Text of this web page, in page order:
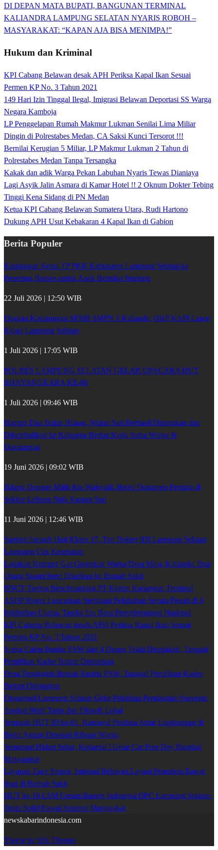
DI DEPAN MATA BUPATI, BANGUNAN TERMINAL
KALIANDRA LAMPUNG SELATAN NYARIS ROBOH –
MASYARAKAT: “KAPAN AJA BISA MENIMPA!”
Hukum dan Kriminal
KPI Cabang Belawan desak APH Periksa Kapal Ikan Sesuai
Permen KP No. 3 Tahun 2021
149 Hari Izin Tinggal Ilegal, Imigrasi Belawan Deportasi SS Warga
Negara Kamboja
LP Penggelapan Rumah Makmur Lukman Senilai Lima Miliar
Dingin di Polrestabes Medan, CA Saksi Kunci Tersorot !!!
Bernilai Kerugian 5 Miliar, LP Makmur Lukman 2 Tahun di
Polrestabes Medan Tanpa Tersangka
Kakak dan adik Warga Pekan Labuhan Nyaris Tewas Dianiaya
Lagi Asyik Jalin Asmara di Kamar Hotel !! 2 Oknum Dokter Tebing
Tinggi Kena Sidang di PN Medan
Ketua KPI Cabang Belawan Sumatera Utara, Rudi Hartono
Dukung APH Usut Kebakaran 4 Kapal Ikan di Gabion
Berita Populer
Kunjungan Ketua TP PKK Kabupaten Lampung Selatan ke
Penerima Bansos untuk Anak Berisiko Stunting
22 Juli 2026 | 12:50 WIB
Dugaan Kecurangan SPMB SMPN 1 Kalianda, OKP KAPI Lapor
Kejari Lampung Selatan
1 Juli 2026 | 17:05 WIB
POLRES LAMPUNG SELATAN GELAR UPACARA HUT
BHAYANGKARA KE-80
1 Juli 2026 | 09:46 WIB
Hampir Dua Bulan Hilang, Wulan Sari Berhasil Ditemukan dan
Dikembalikan ke Keluarga Berkat Kerja Sama Warga &
Damkarmat
19 Juni 2026 | 09:02 WIB
Hilang Dompet Milik Rio Wahyudi, Berisi Dokumen Penting di
Sekitar Lebung Nala Karang Sari
11 Juni 2026 | 12:46 WIB
Sambut Jamaah Haji Kloter 17, Tim Dokter IDI Lampung Selatan
Langsung Cek Kesehatan
Ledakan Kompor Gas Gegerkan Warga Desa Maja, Kalianda: Dua
Orang Suami Isteri Dilarikan ke Rumah Sakit
BNCT Terima Benchmarking PT Kaltim Kariangau Terminal
ASDP Resmi Luncurkan Sterilisasi Pelabuhan Secara Penuh di 6
Pelabuhan Utama, Tandai Era Baru Penyeberangan Nasional
KPI Cabang Belawan desak APH Periksa Kapal Ikan Sesuai
Permen KP No. 3 Tahun 2021
Nama Calon Panitia PAW dari 4 Dusun Telah Disepakati, Tanggal
Pemilihan Kades Belum Ditetapkan
Desa Tengkujuh Bentuk Panitia PAW, Tanggal Pemilihan Kades
Belum Ditetapkan
Disparbud Lampung Selatan Gelar Pelatihan Pembuatan Souvenir,
Angkat Motif Tapis dan Filosofi Lokal
Semarak HUT RI ke-81, Karnaval Perdana Antar Lingkungan di
Bumi Agung Dipadati Ribuan Warga
Semangat Hidup Sehat, Kodaeral I Gelar Car Free Day Rangkul
Masyarakat
Layanan Eazy Paspor, Imigrasi Belawan Layani Pemohon Rawat
Inap di Rumah Sakit
HUT ke-16 LSM Geram Banten Indonesia DPC Lampung Selatan:
Tetap Solid Kawal Aspirasi Masyarakat
newskabarindonesia.com
Theme by Silk Themes